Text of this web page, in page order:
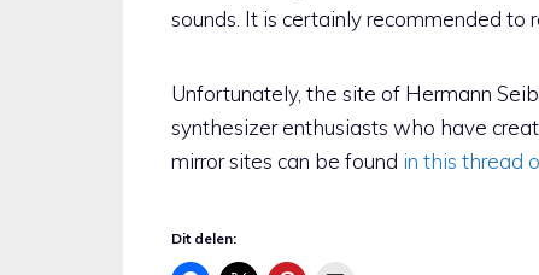
sounds. It is certainly recommended to
Unfortunately, the site of Hermann
synthesizer enthusiasts who have
mirror sites can be found in this thread
Dit delen: